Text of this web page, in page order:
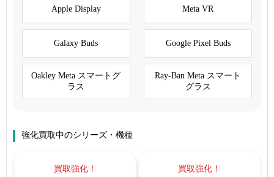
Apple Display Meta VR
Galaxy Buds Google Pixel Buds
Oakley Meta スマートグ
ラス
Ray-Ban Meta スマート
グラス
強化買取中のシリーズ・機種
買取強化！ 買取強化！